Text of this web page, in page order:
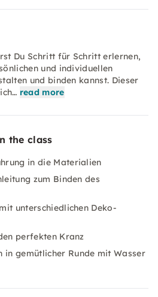
Du Schritt für Schritt erlernen,
und individuellen
und binden kannst. Dieser
read more
the class
in die Materialien
zum Binden des
unterschiedlichen Deko-
perfekten Kranz
in gemütlicher Runde mit Wasser